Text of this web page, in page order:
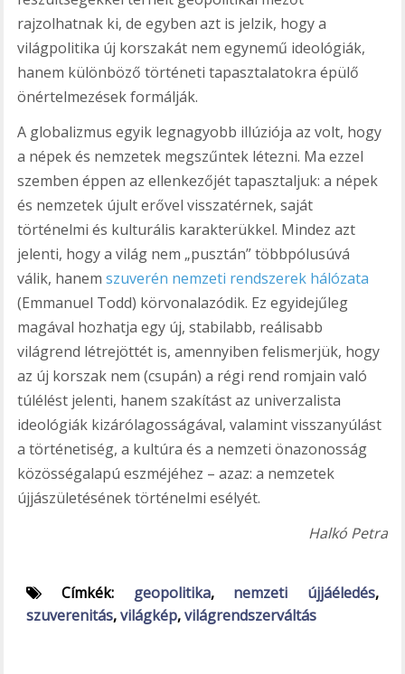
rajzolhatnak ki, de egyben azt is jelzik, hogy a
világpolitika új korszakát nem egynemű ideológiák,
hanem különböző történeti tapasztalatokra épülő
önértelmezések formálják.
A globalizmus egyik legnagyobb illúziója az volt, hogy
a népek és nemzetek megszűntek létezni. Ma ezzel
szemben éppen az ellenkezőjét tapasztaljuk: a népek
és nemzetek újult erővel visszatérnek, saját
történelmi és kulturális karakterükkel. Mindez azt
jelenti, hogy a világ nem „pusztán” többpólusúvá
válik, hanemszuverén nemzeti rendszerek hálózata
(Emmanuel Todd) körvonalazódik. Ez egyidejűleg
magával hozhatja egy új, stabilabb, reálisabb
világrend létrejöttét is, amennyiben felismerjük, hogy
az új korszak nem (csupán) a régi rend romjain való
túlélést jelenti, hanem szakítást az univerzalista
ideológiák kizárólagosságával, valamint visszanyúlást
a történetiség, a kultúra és a nemzeti önazonosság
közösségalapú eszméjéhez – azaz: a nemzetek
újjászületésének történelmi esélyét.
Halkó Petra
Címkék: geopolitika, nemzeti újjáéledés,
szuverenitás,világkép,világrendszerváltás